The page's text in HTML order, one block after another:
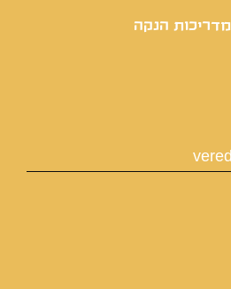
הנקה